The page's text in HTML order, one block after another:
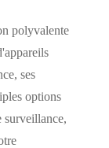
polyvalente
ses
options
surveillance,